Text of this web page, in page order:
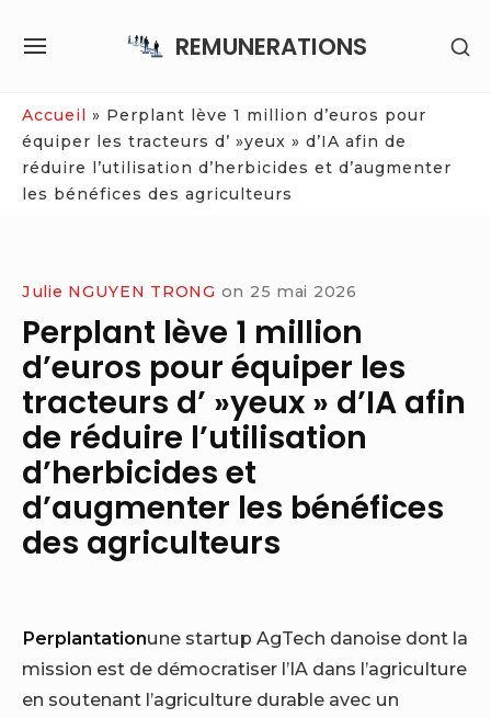
REMUNERATIONS
SITE
Accueil » Perplant lève 1 million d’euros pour
équiper les tracteurs d’ »yeux » d’IA afin de
réduire l’utilisation d’herbicides et d’augmenter
les bénéfices des agriculteurs
Julie NGUYEN TRONG on 25 mai 2026
Perplant lève 1 million
d’euros pour équiper les
tracteurs d’ »yeux » d’IA afin
de réduire l’utilisation
d’herbicides et
d’augmenter les bénéfices
des agriculteurs
Perplantationune startup AgTech danoise dont la
mission est de démocratiser l’IA dans l’agriculture
en soutenant l’agriculture durable avec un